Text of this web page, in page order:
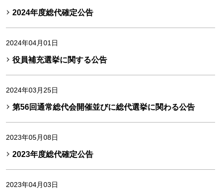
2024年度総代確定公告
2024年04月01日
役員補充選挙に関する公告
2024年03月25日
第56回通常総代会開催並びに総代選挙に関わる公告
2023年05月08日
2023年度総代確定公告
2023年04月03日